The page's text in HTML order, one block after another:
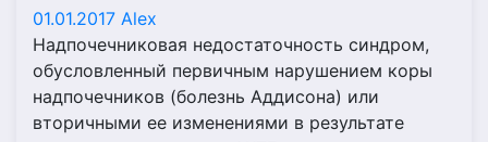
01.01.2017 Alex
Надпочечниковая недостаточность синдром,
обусловленный первичным нарушением коры
надпочечников (болезнь Аддисона) или
вторичными ее изменениями в результате